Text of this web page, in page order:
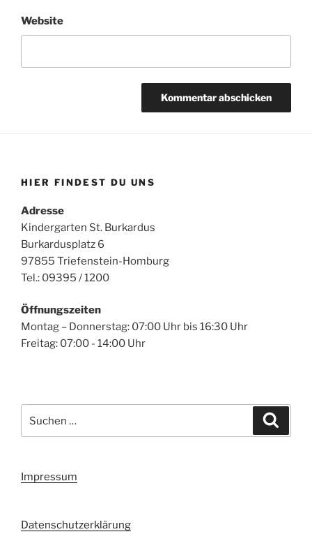
Website
HIER FINDEST DU UNS
Adresse
Kindergarten St. Burkardus
Burkardusplatz 6
97855 Triefenstein-Homburg
Tel.: 09395 / 1200
Öffnungszeiten
Montag – Donnerstag: 07:00 Uhr bis 16:30 Uhr
Freitag: 07:00 - 14:00 Uhr
nach:
Impressum
Datenschutzerklärung